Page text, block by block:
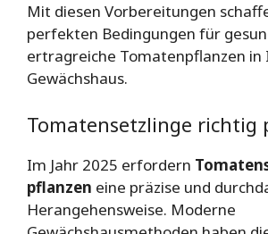
Mit diesen Vorbereitungen
perfekten Bedingungen für
ertragreiche Tomatenpflanzen in
Gewächshaus.
Tomatensetzlinge richtig
Im Jahr 2025 erfordern
pflanzen eine präzise und
Herangehensweise. Moderne